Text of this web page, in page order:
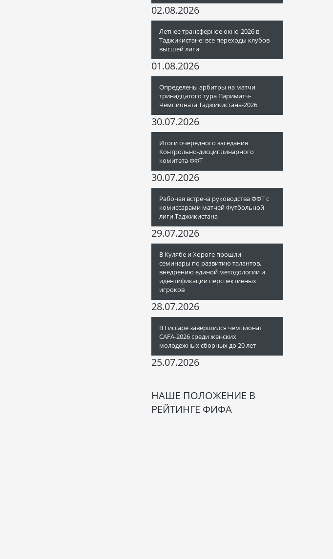
02.08.2026
Летнее трансферное окно-2026 в
Таджикистане: все переходы клубов
высшей лиги
01.08.2026
Определены арбитры на матчи
тринадцатого тура Париматч-
Чемпионата Таджикистана-2026
30.07.2026
Итоги очередного заседания
Контрольно-дисциплинарного
комитета ФФТ
30.07.2026
Рабочая встреча руководства ФФТ с
комиссарами матчей Футбольной
лиги Таджикистана
29.07.2026
В Кулябе и Хороге прошли
семинары по развитию талантов,
внедрению единой методологии и
идентификации перспективных
игроков
28.07.2026
В Гиссаре завершился чемпионат
CAFA-2026 среди женских
молодежных сборных до 20 лет
25.07.2026
НАШЕ ПОЛОЖЕНИЕ В
РЕЙТИНГЕ ФИФА